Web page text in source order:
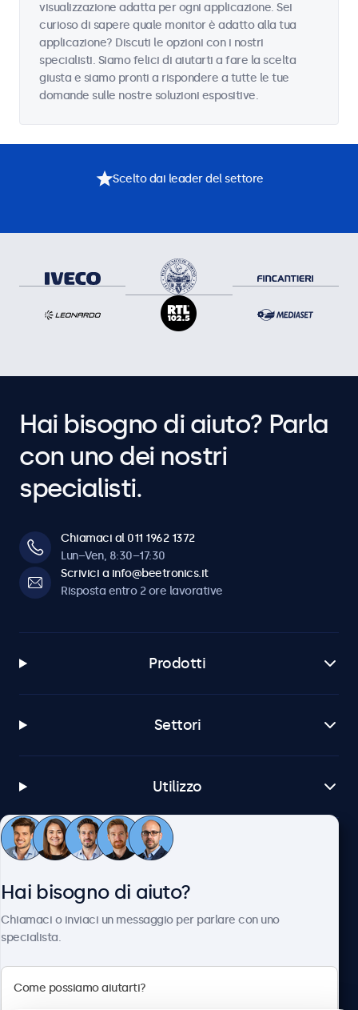
visualizzazione adatta per ogni applicazione. Sei
curioso di sapere quale monitor è adatto alla tua
applicazione? Discuti le opzioni con i nostri
specialisti. Siamo felici di aiutarti a fare la scelta
giusta e siamo pronti a rispondere a tutte le tue
domande sulle nostre soluzioni espositive.
Scelto dai leader del settore
Hai bisogno di aiuto? Parla
con uno dei nostri
specialisti.
Chiamaci al 011 1962 1372
Lun–Ven, 8:30–17:30
Scrivici a info@beetronics.it
Risposta entro 2 ore lavorative
Prodotti
Settori
Utilizzo
Servizio Clienti
Hai bisogno di aiuto?
Chiamaci o inviaci un messaggio per parlare con uno
specialista.